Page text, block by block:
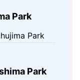
Park
Park
Park